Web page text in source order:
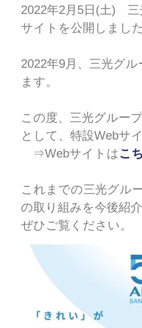
2022年2月5日(土) 三
サイトを公開しました
2022年9月、三光グ
ます。
この度、三光グルー
として、特設Webサ
⇒Webサイトはこ
これまでの三光グル
の取り組みを今後紹
ぜひご覧ください。